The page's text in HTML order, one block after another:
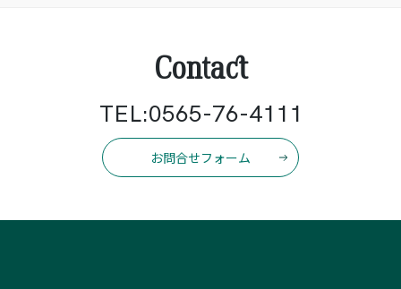
Contact
TEL:0565-76-4111
お問合せフォーム